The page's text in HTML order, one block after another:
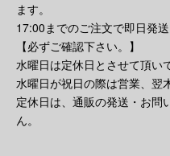
ます。
17:00までのご注文で即日発送
【必ずご確認下さい。】
水曜日は定休日とさせて頂い
水曜日が祝日の際は営業、翌
定休日は、通販の発送・お問
ん。